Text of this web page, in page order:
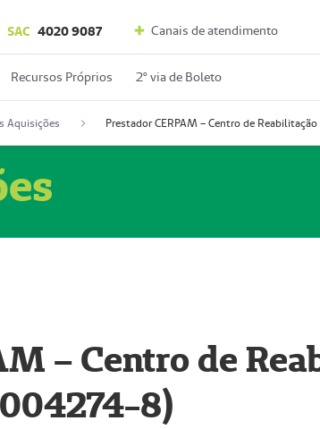
SAC 4020 9087 Canais de atendimento
Recursos Próprios 2º via de Boleto
Aquisições
– Centro de
8)